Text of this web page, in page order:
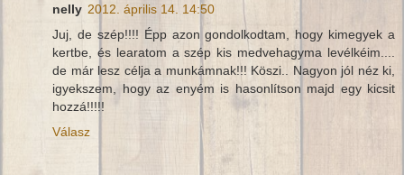
nelly 2012. április 14. 14:50
Juj, de szép!!!! Épp azon gondolkodtam, hogy kimegyek a
kertbe, és learatom a szép kis medvehagyma levélkéim....
de már lesz célja a munkámnak!!! Köszi.. Nagyon jól néz ki,
igyekszem, hogy az enyém is hasonlítson majd egy kicsit
hozzá!!!!!
Válasz